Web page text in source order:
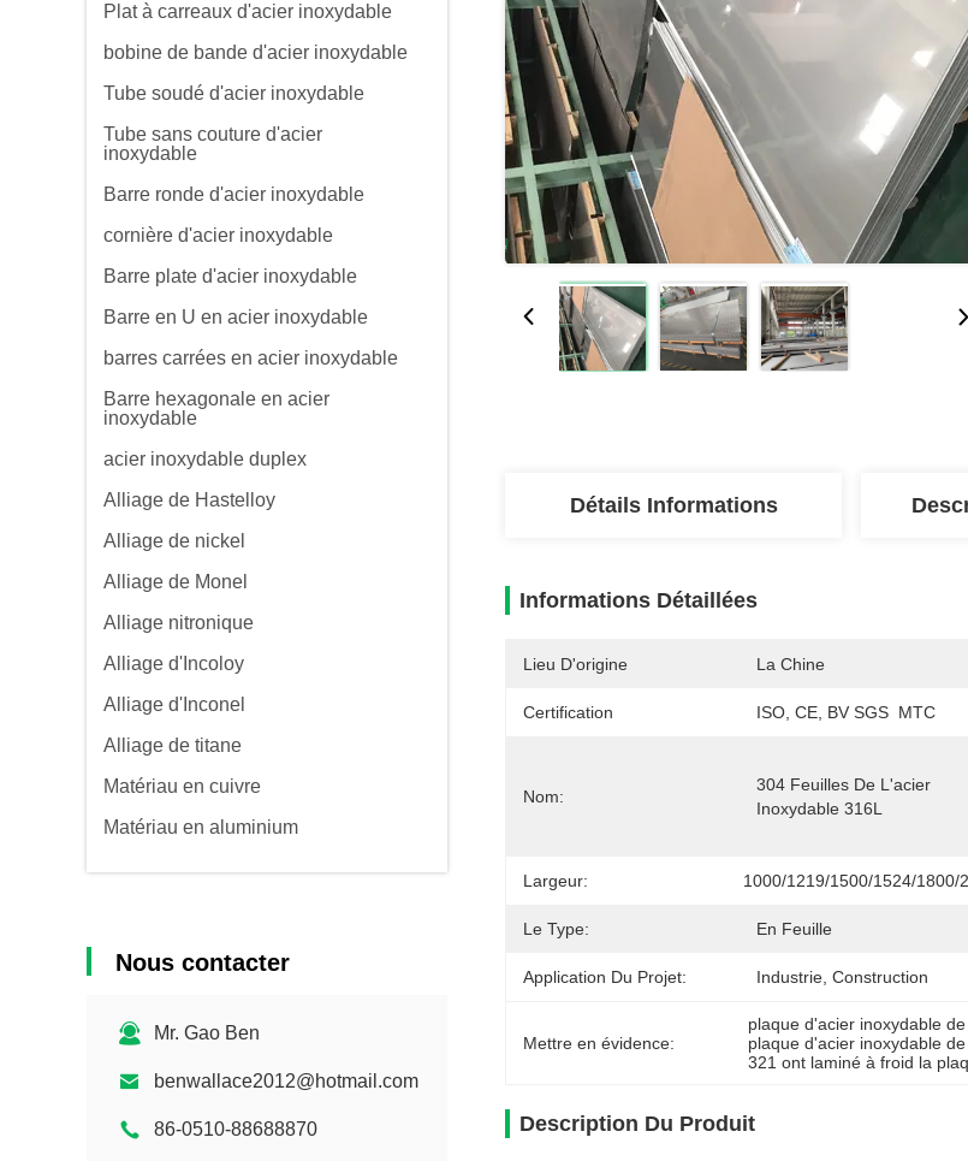
Plat à carreaux d'acier inoxydable
bobine de bande d'acier inoxydable
Tube soudé d'acier inoxydable
Tube sans couture d'acier
inoxydable
Barre ronde d'acier inoxydable
cornière d'acier inoxydable
Barre plate d'acier inoxydable
Barre en U en acier inoxydable
barres carrées en acier inoxydable
Barre hexagonale en acier
inoxydable
acier inoxydable duplex
Alliage de Hastelloy
Alliage de nickel
Alliage de Monel
Alliage nitronique
Alliage d'Incoloy
Alliage d'Inconel
Alliage de titane
Matériau en cuivre
Matériau en aluminium
Nous contacter
Mr. Gao Ben
benwallace2012@hotmail.com
86-0510-88688870
Détails Informations
Informations Détaillées
Lieu D'origine La Chine
Certification ISO, CE, BV SGS  MTC
Nom:
304 Feuilles De L'acier
Inoxydable 316L
Largeur: 1000/1219/1500/1524/1800/
Le Type: En Feuille
Application Du Projet: Industrie, Construction
Mettre en évidence:
plaque d'acier inoxydable
plaque d'acier inoxydable
321 ont laminé à froid la
Description Du Produit